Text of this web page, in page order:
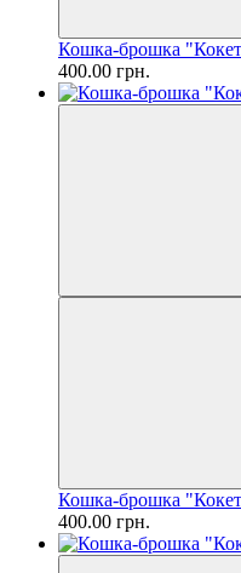
Кошка-брошка
400.00 грн.
Кошка-брошка
400.00 грн.